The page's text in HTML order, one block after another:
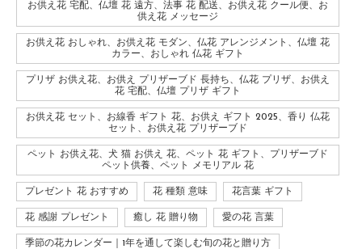
お供え花 宅配、仏壇 花 遠方、法事 花 配送、お供え花 クール便、お
供え花 メッセージ
お供え花 おしゃれ、お供え花 モダン、仏花 アレンジメント、仏壇 花
カラー、おしゃれ 仏花 ギフト
プリザ お供え花、お供え プリザーブド 長持ち、仏花 プリザ、お供え
花 宅配、仏壇 プリザ ギフト
お供え花 セット、お線香 ギフト 花、お供え ギフト 2025、香り 仏花
セット、お供え花 プリザーブド
ペット お供え花、犬 猫 お供え 花、ペット 花 ギフト、プリザーブド
ペット供養、ペット メモリアル 花
プレゼント 花 おすすめ 花 種類 意味 花言葉 ギフト
花 感謝 プレゼント 癒し 花 贈り物 愛の花 言葉
季節の花カレンダー｜1年を通して楽しむ旬の花と贈り方